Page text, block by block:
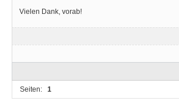
Vielen Dank, vorab!
Seiten: 1